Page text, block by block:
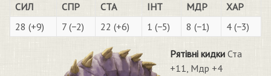
СИЛ СПР СТА ІНТ МДР
ХАР
28 (+9)
7 (−2) 22 (+6) 1 (−5) 8 (−1) 4 (−3)
Рятівні кидкиСта
+11, Мдр +4